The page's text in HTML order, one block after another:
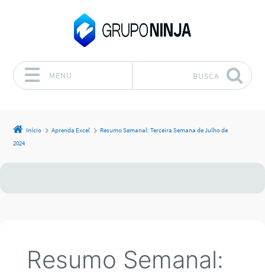
MENU BUSCA
Início Aprenda Excel
Resumo Semanal: Terceira Semana de Julho de
2024
Resumo Semanal: